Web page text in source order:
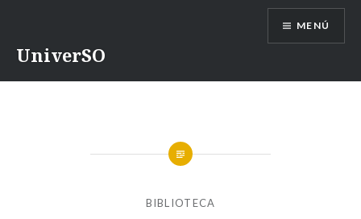
UniverSO
MENÚ
BIBLIOTECA